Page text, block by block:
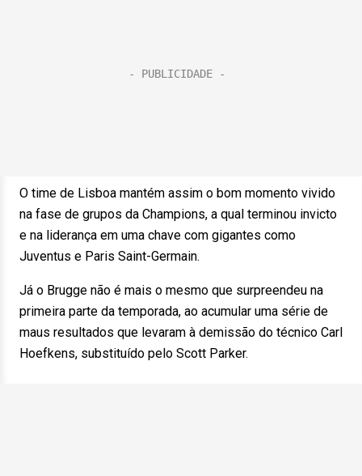
O time de Lisboa mantém assim o bom momento vivido
na fase de grupos da Champions, a qual terminou invicto
e na liderança em uma chave com gigantes como
Juventus e Paris Saint-Germain.
Já o Brugge não é mais o mesmo que surpreendeu na
primeira parte da temporada, ao acumular uma série de
maus resultados que levaram à demissão do técnico Carl
Hoefkens, substituído pelo Scott Parker.